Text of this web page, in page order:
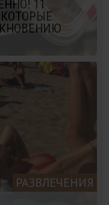
11
РАЗВЛЕЧЕНИЯ